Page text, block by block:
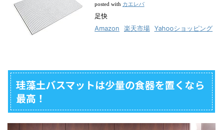
posted with カエレバ
足快
Amazon
楽天市場 Yahooショッピング
珪藻土バスマットは少量の食器を置くなら
最高！